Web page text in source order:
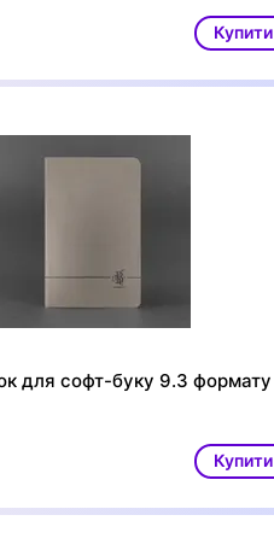
Купити
для софт-буку 9.3 формату
Купити